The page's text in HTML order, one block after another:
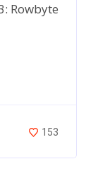
Rowbyte
153